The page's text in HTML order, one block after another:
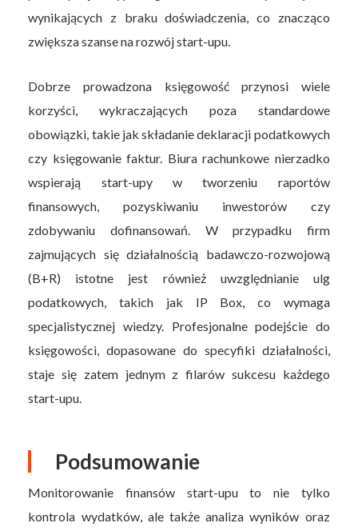
wynikających z braku doświadczenia, co znacząco
zwiększa szanse na rozwój start-upu.
Dobrze prowadzona księgowość przynosi wiele
korzyści, wykraczających poza standardowe
obowiązki, takie jak składanie deklaracji podatkowych
czy księgowanie faktur. Biura rachunkowe nierzadko
wspierają start-upy w tworzeniu raportów
finansowych, pozyskiwaniu inwestorów czy
zdobywaniu dofinansowań. W przypadku firm
zajmujących się działalnością badawczo-rozwojową
(B+R) istotne jest również uwzględnianie ulg
podatkowych, takich jak IP Box, co wymaga
specjalistycznej wiedzy. Profesjonalne podejście do
księgowości, dopasowane do specyfiki działalności,
staje się zatem jednym z filarów sukcesu każdego
start-upu.
Podsumowanie
Monitorowanie finansów start-upu to nie tylko
kontrola wydatków, ale także analiza wyników oraz